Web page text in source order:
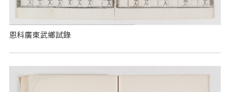
恩科廣東武鄉試錄